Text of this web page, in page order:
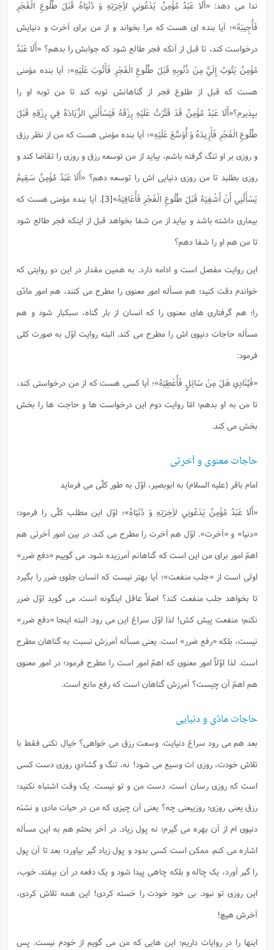
ندا می دهد: «أَلَا عَبْدٌ مُؤْمِنٌ يَدْعُونِي لآِخِرَتِهِ وَ دُنْيَاهُ قَبْلَ طُلُوعِ الْفَجْرِ
فَأُجِيبَهُ»؛ آیا بنده ای هست که مرا بخواند و از من برای آخرت و دنیایش
درخواست کند، تا قبل از آنکه فجر طالع شود که جوابش را بدهم؟ «أَلَا عَبْدٌ
مُؤْمِنٌ يَتُوبُ إِلَيَّ مِنْ ذُنُوبِهِ قَبْلَ طُلُوعِ الْفَجْرِ فَأَتُوبَ عَلَيْهِ»؛ آیا بنده مؤمنی
هست که قبل از طلوع فجر از گناهانش توبه کند تا من توبه او را
بپذیرم؟«أَلَا عَبْدٌ مُؤْمِنٌ قَدْ قَتَّرْتُ عَلَيْهِ رِزْقَهُ فَيَسْأَلَنِي الزِّيَادَةَ فِي رِزْقِهِ قَبْلَ
طُلُوعِ الْفَجْرِ فَأَزِيدَهُ وَ أُوَسِّعَ عَلَيْهِ»؛ آیا بنده مؤمنی هست که من از نظر رزق
و روزی بر او تنگ گرفته باشم، بیاید از من توسعه رزق و روزی را تقاضا کند و
روزی بطلبد تا من روزی دنیایی اش را توسعه دهم؟ «أَلَا عَبْدٌ مُؤْمِنٌ سَقِيمٌ
يَسْأَلُنِي أَنْ أَشْفِيَهُ قَبْلَ طُلُوعِ الْفَجْرِ فَأُعَافِيَهُ»[3]
. آیا بنده مؤمنی هست که
بیماری داشته باشد و بیاید از من شفا بخواهد قبل از اینکه فجر طالع شود
تا من هم او را شفا دهم؟
این روایت مفصل است و ادامه دارد. به همین مقدار در این دو روایتی که
خواندم دقت کنید؛ هم مسأله امور معنوی را مطرح می کنند، هم امور مادّی
را؛ هم گرفتاری های معنوی را که انسان از بار گناه، سبکبار شود و هم
مسأله حاجات دنیوی اش را مطرح می کند. البته روایت اوّل به صورت کلی
فرمود:
«فَيُنَادِي هَلْ مِنْ سَائِلٍ فَأُعْطِيَهُ»؛ آیا کسی هست که از من درخواستی کند،
تا من به او بدهم؛ امّا روایت دوم این درخواست ها و حاجت ها را بخش
بخش می کند.
حاجات معنوی و آخرتی
امام باقر (علیه السلام) به ابوبصیر، اوّل به طور کلّی می فرماید
«أَلَا عَبْدٌ مُؤْمِنٌ يَدْعُونِي لآِخِرَتِهِ وَ دُنْيَاهُ»؛ اوّل این مطلب کلّی را فرمود؛
«دنیا» و «آخرت». اوّل هم آخرت را مطرح می کند. در بین امور آخرتی هم
اهمّ امور برای من این است که گناهانم آمرزیده شود. می گوییم «دفع ضرر»
اولی است از «جلب منفعت»؛ آیا بهتر نیست که انسان جلوی ضرر را بگیرد
تا بخواهد جلب منفعت کند؟ اصلاً عاقل اینگونه است. می گوید اوّل ضرر
نکنم؛ منفعت پیش کش! لذا اوّل سراغ این می رود. البته اینجا «دفع ضرر»
نیست، بلکه «رفع ضرر» است. یعنی مسأله آمرزش نسبت به گناهان مطرح
است. لذا اوّلاً امور معنوی که اهمّ امور است را مطرح فرمود؛ در امور معنوی
هم اهمّ آن چیست؟ آمرزش گناهان است که رفع مانع است.
حاجات مادّی و دنیایی
بعد هم می رود سراغ دنیایت. وسعت رزق می خواهی؟ خیال نکنی فقط با
تلاش خودت، روزی ات وسیع می شود! نه، تنگ و گشادیِ روزی دست کسی
است که روزی رسان است. دست من و تو نیست. یک وقت اشتباه نکنید؛
رزق یعنی روزی؛ روزییعنی چه؟ یعنی آن چیزی که من در حیات مادی و نشئه
دنیوی ام از آن بهره می گیرم؛ نه پول زیاد. در آخر بحثم هم به این مسأله
اشاره می کنم. ممکن است کسی بدود و پول زیاد گیر بیاورد؛ بعد تا آن پول
را گیر آورد، یک چاله و بلکه چاهی پیدا شود و یک دفعه در آن بیفتد. خوب،
این روزی تو نبود. بی خود خودت را خسته کردی! این همه تلاش کردی،
آخرش هیچ!
اینها را در روایات داریم؛ این هایی که من می گویم از خودم نیست. پس